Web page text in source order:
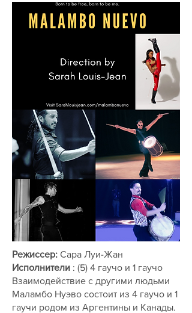
Режиссер: Сара Луи-Жан
Исполнители : (5) 4 гаучо и 1 гаучо
Взаимодействие с другими людьми
Маламбо Нуэво состоит из 4 гаучо и 1
гаучи родом из Аргентины и Канады.